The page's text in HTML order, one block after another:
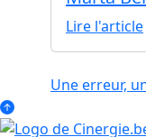
Lire l'article
Une erreur,